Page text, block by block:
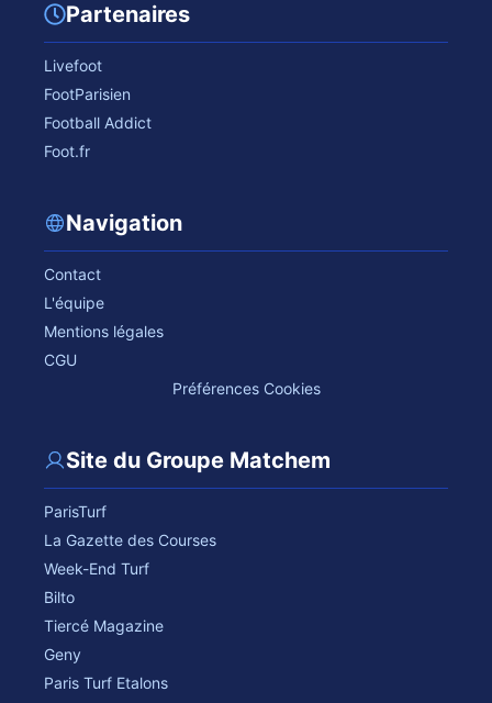
Partenaires
Livefoot
FootParisien
Football Addict
Foot.fr
Navigation
Contact
L'équipe
Mentions légales
CGU
Préférences Cookies
Site du Groupe Matchem
ParisTurf
La Gazette des Courses
Week-End Turf
Bilto
Tiercé Magazine
Geny
Paris Turf Etalons